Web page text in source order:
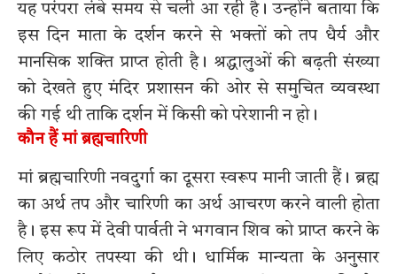
यह परंपरा लंबे समय से चली आ रही है। उन्होंने बताया कि
इस दिन माता के दर्शन करने से भक्तों को तप धैर्य और
मानसिक शक्ति प्राप्त होती है। श्रद्धालुओं की बढ़ती संख्या
को देखते हुए मंदिर प्रशासन की ओर से समुचित व्यवस्था
की गई थी ताकि दर्शन में किसी को परेशानी न हो।
कौन हैं मां ब्रह्मचारिणी
मां ब्रह्मचारिणी नवदुर्गा का दूसरा स्वरूप मानी जाती हैं। ब्रह्म
का अर्थ तप और चारिणी का अर्थ आचरण करने वाली होता
है। इस रूप में देवी पार्वती ने भगवान शिव को प्राप्त करने के
लिए कठोर तपस्या की थी। धार्मिक मान्यता के अनुसार